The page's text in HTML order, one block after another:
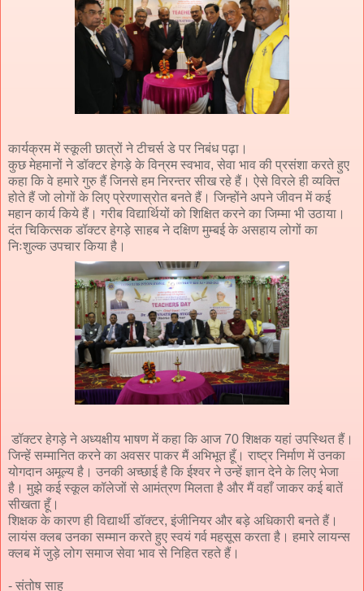
कार्यक्रम में स्कूली छात्रों ने टीचर्स डे पर निबंध पढ़ा।
कुछ मेहमानों ने डॉक्टर हेगड़े के विन्रम स्वभाव, सेवा भाव की प्रसंशा करते हुए
कहा कि वे हमारे गुरु हैं जिनसे हम निरन्तर सीख रहे हैं। ऐसे विरले ही व्यक्ति
होते हैं जो लोगों के लिए प्रेरणास्रोत बनते हैं। जिन्होंने अपने जीवन में कई
महान कार्य किये हैं। गरीब विद्यार्थियों को शिक्षित करने का जिम्मा भी उठाया।
दंत चिकित्सक डॉक्टर हेगड़े साहब ने दक्षिण मुम्बई के असहाय लोगों का
निःशुल्क उपचार किया है।
डॉक्टर हेगड़े ने अध्यक्षीय भाषण में कहा कि आज 70 शिक्षक यहां उपस्थित हैं।
जिन्हें सम्मानित करने का अवसर पाकर मैं अभिभूत हूँ। राष्ट्र निर्माण में उनका
योगदान अमूल्य है। उनकी अच्छाई है कि ईश्वर ने उन्हें ज्ञान देने के लिए भेजा
है। मुझे कई स्कूल कॉलेजों से आमंत्रण मिलता है और मैं वहाँ जाकर कई बातें
सीखता हूँ।
शिक्षक के कारण ही विद्यार्थी डॉक्टर, इंजीनियर और बड़े अधिकारी बनते हैं।
लायंस क्लब उनका सम्मान करते हुए स्वयं गर्व महसूस करता है। हमारे लायन्स
क्लब में जुड़े लोग समाज सेवा भाव से निहित रहते हैं।
- संतोष साहू